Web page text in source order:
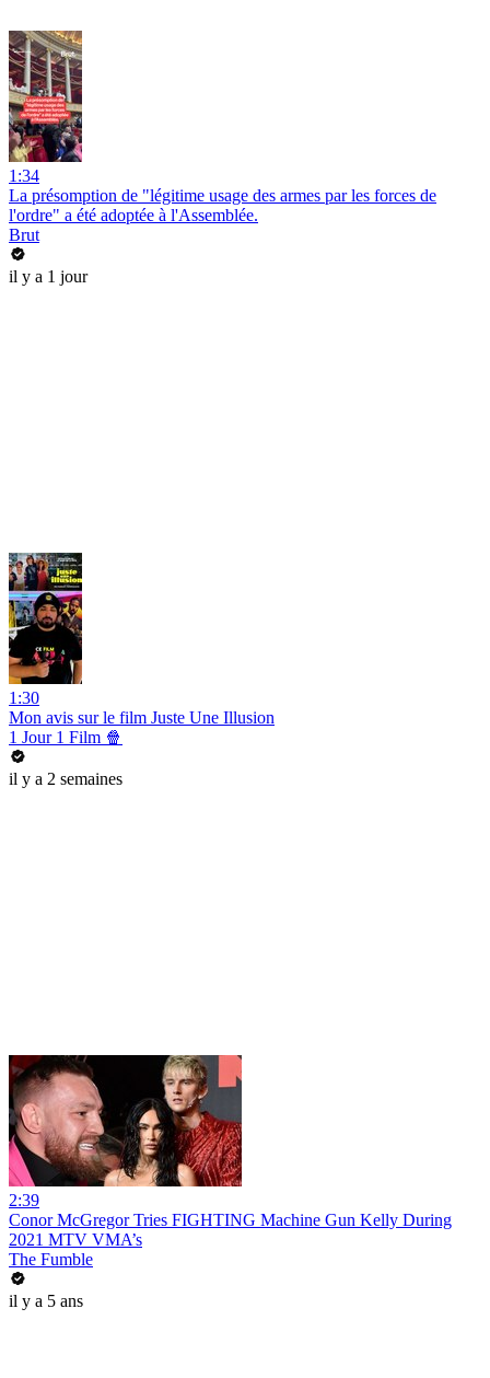
1:34
La présomption de "légitime usage des armes par les forces de
l'ordre" a été adoptée à l'Assemblée.
Brut
il y a 1 jour
1:30
Mon avis sur le film Juste Une Illusion
1 Jour 1 Film 🍿
il y a 2 semaines
2:39
Conor McGregor Tries FIGHTING Machine Gun Kelly During
2021 MTV VMA’s
The Fumble
il y a 5 ans